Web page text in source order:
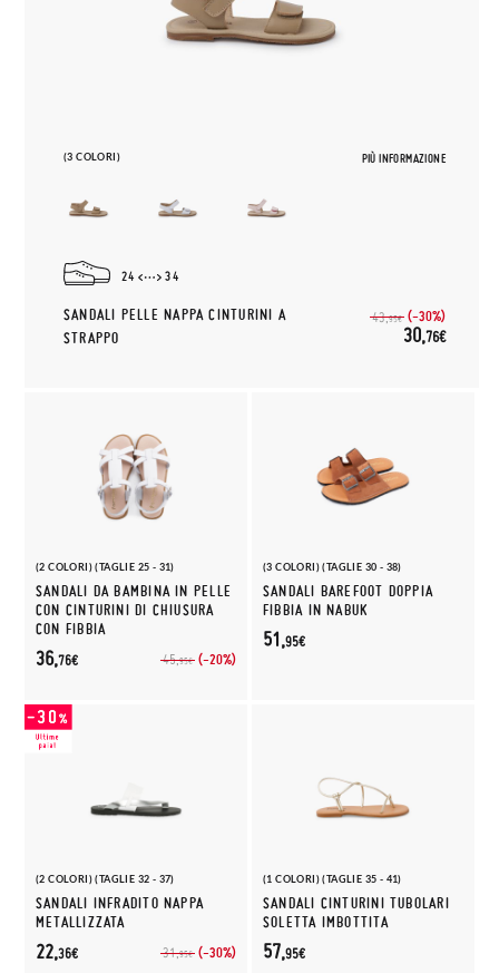
(3 COLORI) PIÙ INFORMAZIONE
24 34
SANDALI PELLE NAPPA CINTURINI A
STRAPPO
43,95€ (-30%)
30,76€
(2 COLORI) (TAGLIE 25 - 31)
SANDALI DA BAMBINA IN PELLE
CON CINTURINI DI CHIUSURA
CON FIBBIA
45,95€ (-20%)
36,76€
(3 COLORI) (TAGLIE 30 - 38)
SANDALI BAREFOOT DOPPIA
FIBBIA IN NABUK
51,95€
(2 COLORI) (TAGLIE 32 - 37)
SANDALI INFRADITO NAPPA
METALLIZZATA
31,95€ (-30%)
22,36€
(1 COLORI) (TAGLIE 35 - 41)
SANDALI CINTURINI TUBOLARI
SOLETTA IMBOTTITA
57,95€